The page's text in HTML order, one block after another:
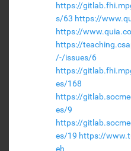
https://
s/63 https://
https://
https://
/-/issues/6
https://
es/168
https://
es/9
https://
es/19 https://
eh